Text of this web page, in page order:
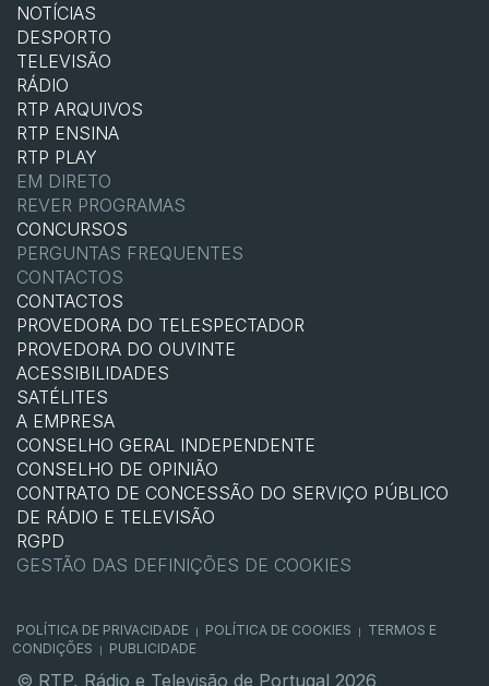
NOTÍCIAS
DESPORTO
TELEVISÃO
RÁDIO
RTP ARQUIVOS
RTP ENSINA
RTP PLAY
EM DIRETO
REVER PROGRAMAS
CONCURSOS
PERGUNTAS FREQUENTES
CONTACTOS
CONTACTOS
PROVEDORA DO TELESPECTADOR
PROVEDORA DO OUVINTE
ACESSIBILIDADES
SATÉLITES
A EMPRESA
CONSELHO GERAL INDEPENDENTE
CONSELHO DE OPINIÃO
CONTRATO DE CONCESSÃO DO SERVIÇO PÚBLICO
DE RÁDIO E TELEVISÃO
RGPD
GESTÃO DAS DEFINIÇÕES DE COOKIES
POLÍTICA DE PRIVACIDADE POLÍTICA DE COOKIES
TERMOS E
CONDIÇÕES
PUBLICIDADE
© RTP, Rádio e Televisão de Portugal 2026